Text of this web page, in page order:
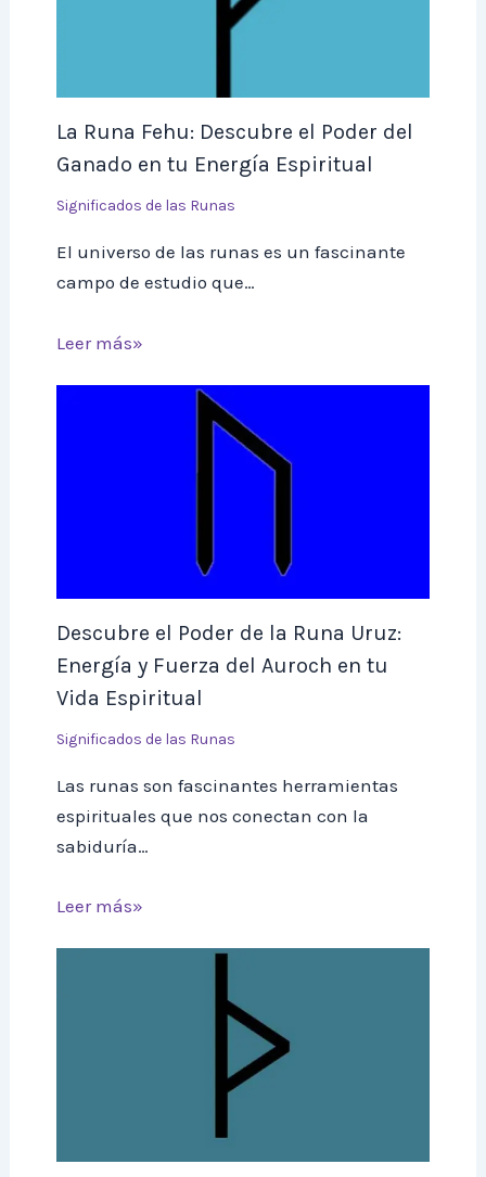
La Runa Fehu: Descubre el Poder del
Ganado en tu Energía Espiritual
Significados de las Runas
El universo de las runas es un fascinante
campo de estudio que…
Leer más»
Descubre el Poder de la Runa Uruz:
Energía y Fuerza del Auroch en tu
Vida Espiritual
Significados de las Runas
Las runas son fascinantes herramientas
espirituales que nos conectan con la
sabiduría…
Leer más»